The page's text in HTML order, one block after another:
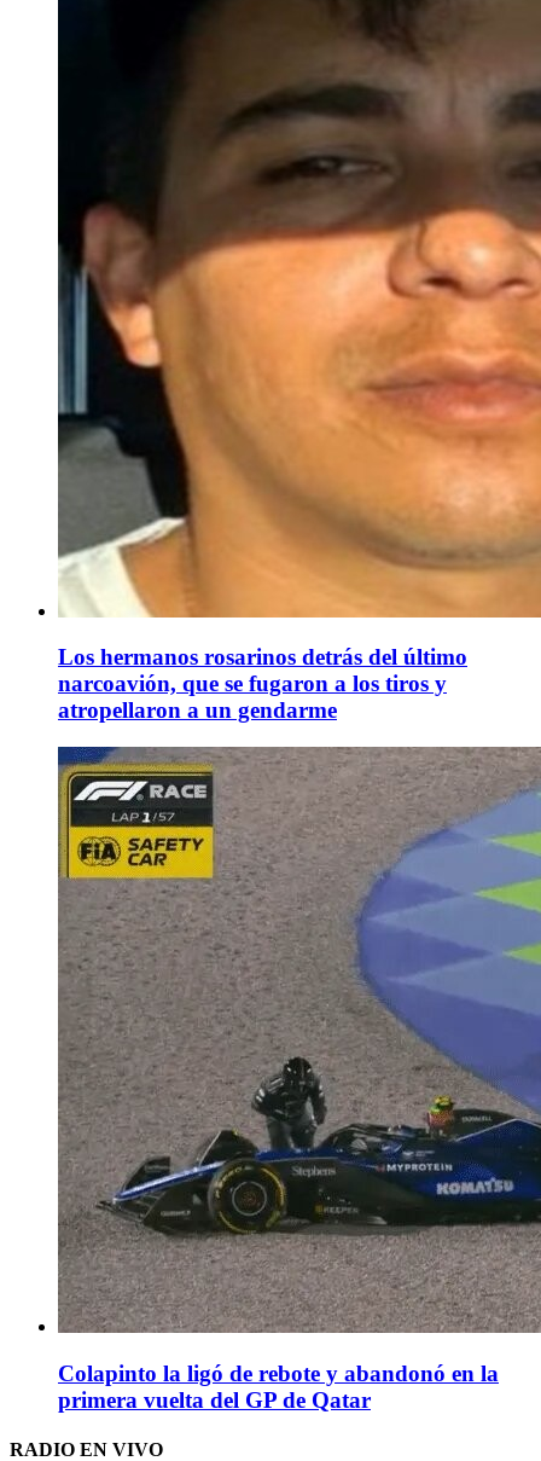
Los hermanos rosarinos detrás del último
narcoavión, que se fugaron a los tiros y
atropellaron a un gendarme
Colapinto la ligó de rebote y abandonó en la
primera vuelta del GP de Qatar
RADIO EN VIVO